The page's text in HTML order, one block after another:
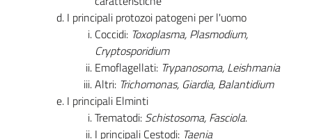
I principali protozoi patogeni per l'uomo
Coccidi: Toxoplasma, Plasmodium,
Cryptosporidium
Emoflagellati: Trypanosoma, Leishmania
Altri: Trichomonas, Giardia, Balantidium
I principali Elminti
Trematodi: Schistosoma, Fasciola.
I principali Cestodi: Taenia